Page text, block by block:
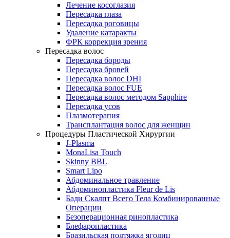
Лечение косоглазия
Пересадка глаза
Пересадка роговицы
Удаление катаракты
ФРК коррекция зрения
Пересадка волос
Пересадка бороды
Пересадка бровей
Пересадка волос DHI
Пересадка волос FUE
Пересадка волос методом Sapphire
Пересадка усов
Плазмотерапия
Трансплантация волос для женщин
Процедуры Пластической Хирургии
J-Plasma
MonaLisa Touch
Skinny BBL
Smart Lipo
Абдоминальное травление
Абдоминопластика Fleur de Lis
Бади Скалпт Всего Тела Комбинированные
Операции
Безоперационная ринопластика
Блефаропластика
Бразильская подтяжка ягодиц